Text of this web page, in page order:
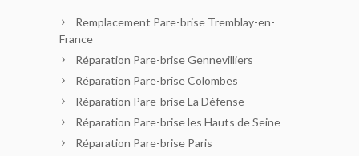
Remplacement Pare-brise Tremblay-en-
France
Réparation Pare-brise Gennevilliers
Réparation Pare-brise Colombes
Réparation Pare-brise La Défense
Réparation Pare-brise les Hauts de Seine
Réparation Pare-brise Paris